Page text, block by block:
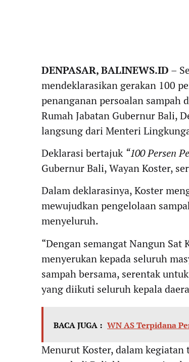
DENPASAR, BALINEWS.ID –
mendeklarasikan gerakan 100
penanganan persoalan sampah
Rumah Jabatan Gubernur Bali,
langsung dari Menteri
Deklarasi bertajuk “100 Persen
Gubernur Bali, Wayan Koster,
Dalam deklarasinya, Koster
mewujudkan pengelolaan
menyeluruh.
“Dengan semangat Nangun Sat
menyerukan kepada seluruh
sampah bersama, serentak
yang diikuti seluruh kepala
BACA JUGA : WN AS Terpidana
Menurut Koster, dalam